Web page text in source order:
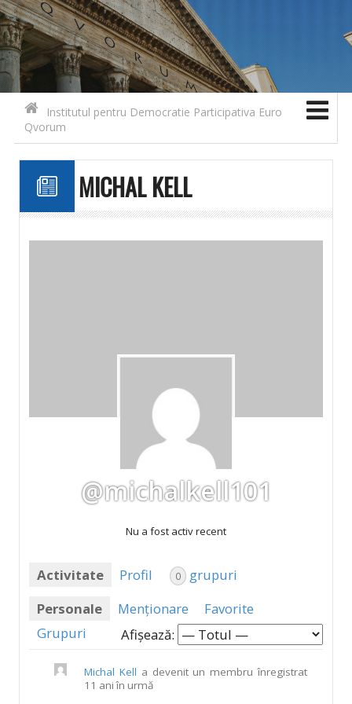
Contact Search for:
Skip to content
Institutul pentru Democratie Participativa Euro
Qvorum
MICHAL KELL
@michalkell101
Nu a fost activ recent
Activitate Profil 0 grupuri
Personale
Menționare
Favorite
Grupuri
Afișează:
Michal Kell a devenit un membru înregistrat
11 ani în urmă